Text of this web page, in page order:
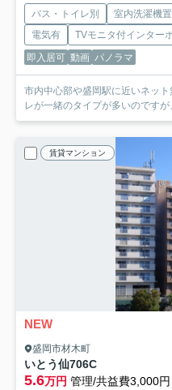
バス・トイレ別 室内洗濯機
電気有
TVモニタ付インター
即入居可 動画 パノラマ
市内中心部や盛岡駅に近いネット無料の
レが一緒のタイプが多いのです
賃貸マンション
NEW
盛岡市材木町
いとう仙706C
5.6万円 管理/共益費3,000円